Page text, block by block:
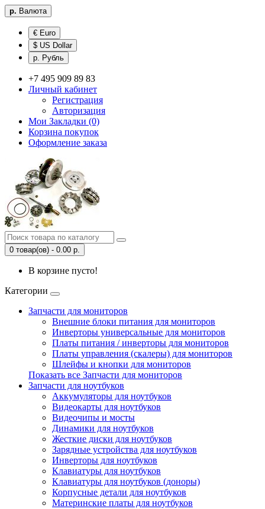
р. Валюта
€ Euro
$ US Dollar
р. Рубль
+7 495 909 89 83
Личный кабинет
Регистрация
Авторизация
Мои Закладки (0)
Корзина покупок
Оформление заказа
0 товар(ов) - 0.00 р.
В корзине пусто!
Категории
Запчасти для мониторов
Внешние блоки питания для мониторов
Инверторы универсальные для мониторов
Платы питания / инверторы для мониторов
Платы управления (скалеры) для мониторов
Шлейфы и кнопки для мониторов
Показать все Запчасти для мониторов
Запчасти для ноутбуков
Аккумуляторы для ноутбуков
Видеокарты для ноутбуков
Видеочипы и мосты
Динамики для ноутбуков
Жесткие диски для ноутбуков
Зарядные устройства для ноутбуков
Инверторы для ноутбуков
Клавиатуры для ноутбуков
Клавиатуры для ноутбуков (доноры)
Корпусные детали для ноутбуков
Материнские платы для ноутбуков